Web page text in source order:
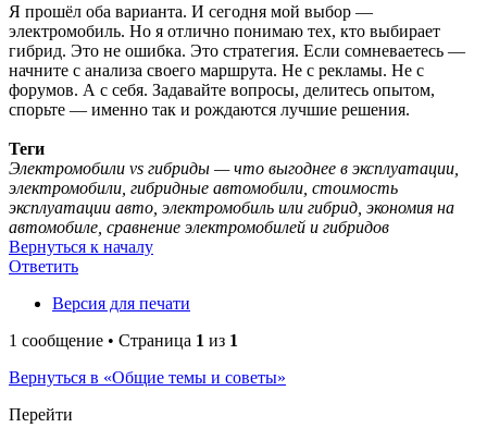
Я прошёл оба варианта. И сегодня мой выбор —
электромобиль. Но я отлично понимаю тех, кто выбирает
гибрид. Это не ошибка. Это стратегия. Если сомневаетесь —
начните с анализа своего маршрута. Не с рекламы. Не с
форумов. А с себя. Задавайте вопросы, делитесь опытом,
спорьте — именно так и рождаются лучшие решения.
Теги
Электромобили vs гибриды — что выгоднее в эксплуатации,
электромобили, гибридные автомобили, стоимость
эксплуатации авто, электромобиль или гибрид, экономия на
автомобиле, сравнение электромобилей и гибридов
Вернуться к началу
Ответить
Версия для печати
1 сообщение • Страница 1 из 1
Вернуться в «Общие темы и советы»
Перейти